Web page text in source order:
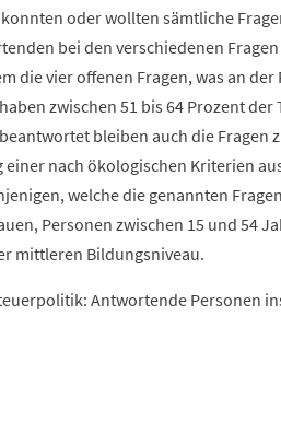
oder wollten sämtliche
bei den verschiedenen
die vier offenen Fragen, was an
zwischen 51 bis 64 Prozent
bleiben auch die Fragen
nach ökologischen Kriterien
welche die genannten
Personen zwischen 15 und 54
mittleren Bildungsniveau.
Antwortende Personen